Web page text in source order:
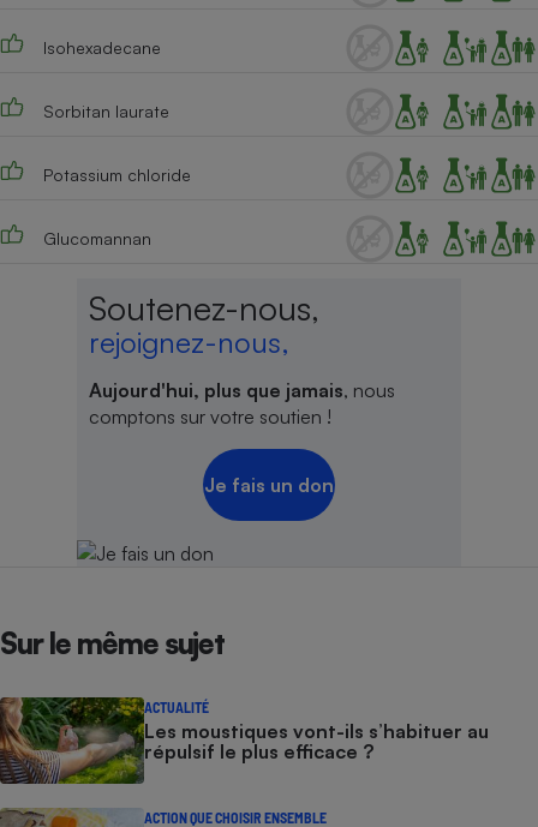
Isohexadecane
Sorbitan laurate
Potassium chloride
Glucomannan
Soutenez-nous,
rejoignez-nous,
Aujourd'hui, plus que jamais, nous
comptons sur votre soutien !
Je fais un don
Sur le même sujet
ACTUALITÉ
Les moustiques vont-ils s’habituer au
répulsif le plus efficace ?
ACTION QUE CHOISIR ENSEMBLE